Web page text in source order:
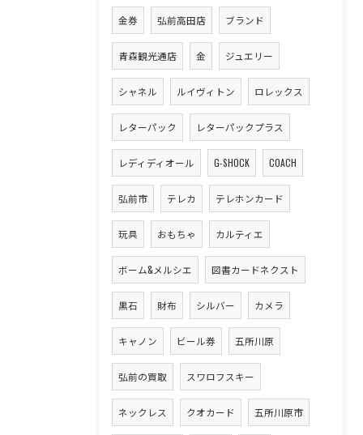
金券 弘前高田店 ブランド
青森観光通店 金 ジュエリー
シャネル ルイヴィトン ロレックス
レターパック レターパックプラス
レディディオール G-SHOCK COACH
弘前市 テレカ テレホンカード
玩具 おもちゃ カルティエ
ボーム&メルシエ 図書カードネクスト
黒石 財布 シルバー カメラ
キャノン ビール券 五所川原
弘前の買取 スワロフスキー
ネックレス クオカード 五所川原市